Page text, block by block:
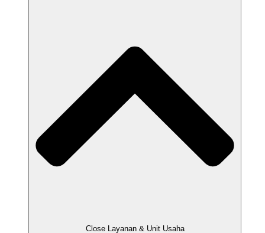
Close Layanan & Unit Usaha